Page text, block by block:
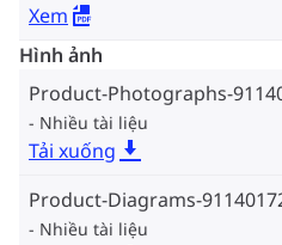
Xem
Hình ảnh
Product-Photographs-
Nhiều tài liệu
Tải xuống
Product-Diagrams-
Nhiều tài liệu